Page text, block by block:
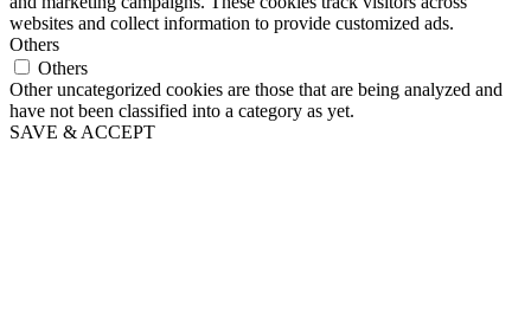
websites and collect information to provide customized ads.
Others
Others
Other uncategorized cookies are those that are being analyzed and
have not been classified into a category as yet.
SAVE & ACCEPT